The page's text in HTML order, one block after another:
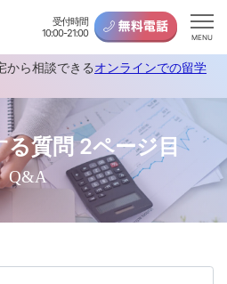
受付時間
10:00-21:00
MENU
から相談できるオンラインでの留学
質問 2ページ目
Q&A